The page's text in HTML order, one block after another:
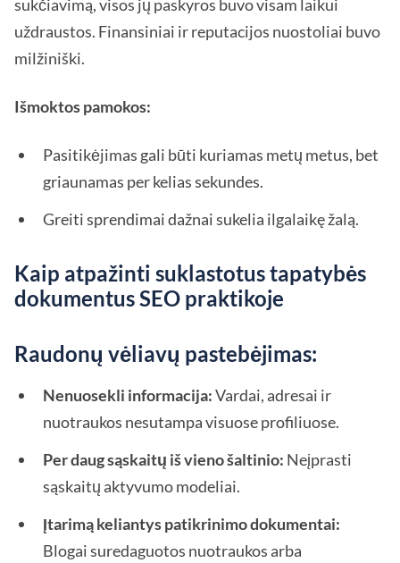
sukčiavimą, visos jų paskyros buvo visam laikui
uždraustos. Finansiniai ir reputacijos nuostoliai buvo
milžiniški.
Išmoktos pamokos:
Pasitikėjimas gali būti kuriamas metų metus, bet
griaunamas per kelias sekundes.
Greiti sprendimai dažnai sukelia ilgalaikę žalą.
Kaip atpažinti suklastotus tapatybės
dokumentus SEO praktikoje
Raudonų vėliavų pastebėjimas:
Nenuosekli informacija:Vardai, adresai ir
nuotraukos nesutampa visuose profiliuose.
Per daug sąskaitų iš vieno šaltinio: Neįprasti
sąskaitų aktyvumo modeliai.
Įtarimą keliantys patikrinimo dokumentai:
Blogai suredaguotos nuotraukos arba